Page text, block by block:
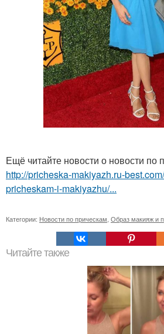
Ещё читайте новости о новости по
http://pricheska-makiyazh.ru-
pricheskam-i-makiyazhu/...
Категории: Новости по прическам Образ макияж и
Читайте также